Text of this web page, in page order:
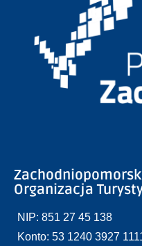
Organizacja
NIP: 851 27 45 138
Konto: 53 1240 3927